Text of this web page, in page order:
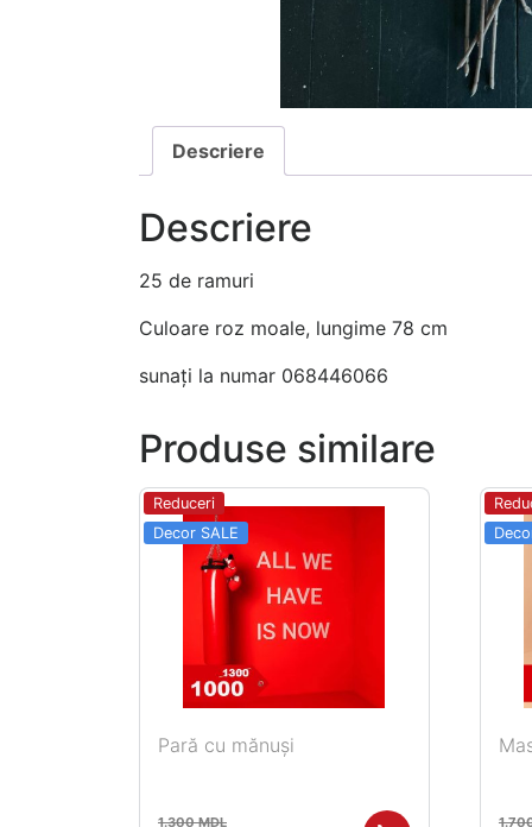
Descriere
Descriere
25 de ramuri
Culoare roz moale, lungime 78 cm
sunați la numar 068446066
Produse similare
Reduceri
Decor SALE
Pară cu mănuși
1.300MDL
Adaugă în coș